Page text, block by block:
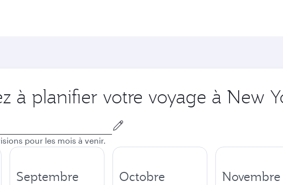
à planifier votre voyage à New
pour les mois à venir.
Septembre Octobre Novembre